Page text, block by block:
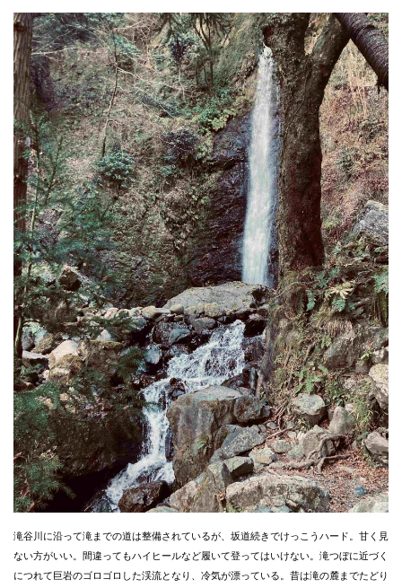
滝谷川に沿って滝までの道は整備されているが、坂道続きでけっこうハード。甘く見
ない方がいい。間違ってもハイヒールなど履いて登ってはいけない。滝つぼに近づく
につれて巨岩のゴロゴロした渓流となり、冷気が漂っている。昔は滝の麓までたどり